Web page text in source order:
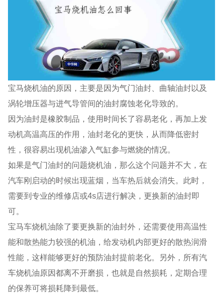
宝马烧机油的原因，主要是因为气门油封、曲轴油封以及
涡轮增压器与进气导管间的油封腐蚀老化导致的。
因为油封是橡胶制品，使用时间长了容易老化，再加上发
动机高温高压的作用，油封老化的更快，从而降低密封
性，很容易出现机油渗入气缸参与燃烧的情况。
如果是气门油封的问题烧机油，那么这个问题并不大，在
汽车刚启动的时候出现蓝烟，当车热后就会消失。此时，
需要到专业的维修店或4s店进行解决，更换新的油封即
可。
宝马车烧机油除了要更换新的油封外，还需要使用高温性
能和散热能力较强的机油，给发动机内部更好的散热润滑
性能，这样能够更好的预防油封提前老化。另外，所有汽
车烧机油原因都离不开磨损，也就是自然损耗，定期合理
的保养可将损耗降到最低。